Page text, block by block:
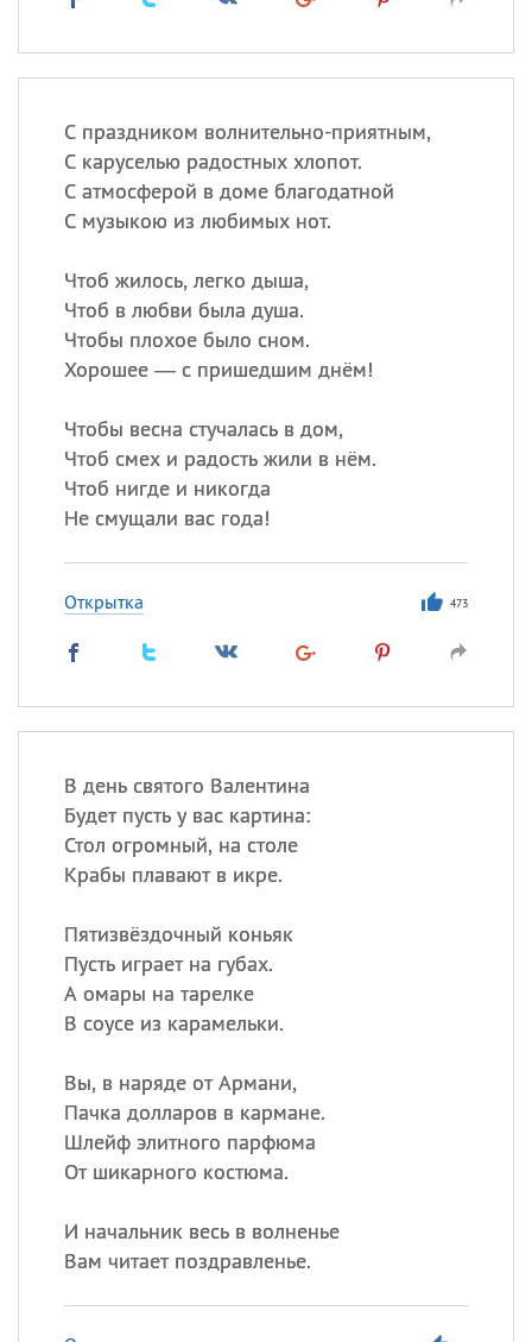
С праздником волнительно-приятным,
С каруселью радостных хлопот.
С атмосферой в доме благодатной
С музыкою из любимых нот.
Чтоб жилось, легко дыша,
Чтоб в любви была душа.
Чтобы плохое было сном.
Хорошее — с пришедшим днём!
Чтобы весна стучалась в дом,
Чтоб смех и радость жили в нём.
Чтоб нигде и никогда
Не смущали вас года!
Открытка 473
В день святого Валентина
Будет пусть у вас картина:
Стол огромный, на столе
Крабы плавают в икре.
Пятизвёздочный коньяк
Пусть играет на губах.
А омары на тарелке
В соусе из карамельки.
Вы, в наряде от Армани,
Пачка долларов в кармане.
Шлейф элитного парфюма
От шикарного костюма.
И начальник весь в волненье
Вам читает поздравленье.